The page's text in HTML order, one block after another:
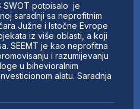
SWOT potpisalo je
saradnji sa neprofitnim
Južne i Istočne Evrope
iz više oblasti, a koji
SEEMT je kao neprofitna
i razumijevanju
u bihevioralnim
alatu. Saradnja